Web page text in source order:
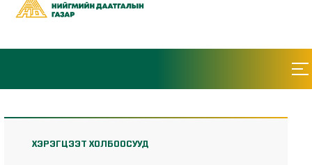
ХЭРЭГЦЭЭТ ХОЛБООСУУД